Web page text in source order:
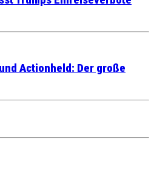
Actionheld: Der große